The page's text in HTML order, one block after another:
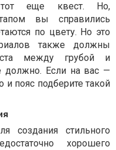
еще квест. Но,
вы справились
по цвету. Но это
также должны
между грубой и
должно. Если на вас —
и пояс подберите такой
создания стильного
хорошего